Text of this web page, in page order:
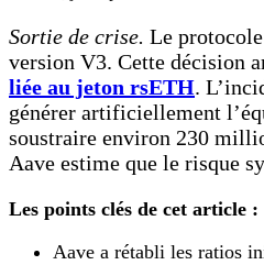
Sortie de crise. Le
version V3. Cette décision
liée au jeton rsETH.
générer artificiellement
soustraire environ 230
Aave estime que le risque
Les points clés de cet article :
Aave a rétabli les ratios